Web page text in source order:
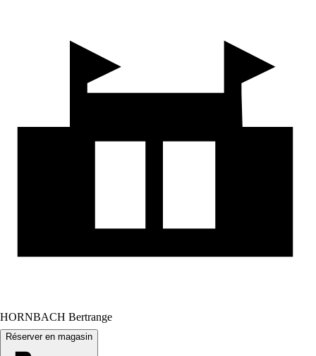
HORNBACH Bertrange
Réserver en magasin